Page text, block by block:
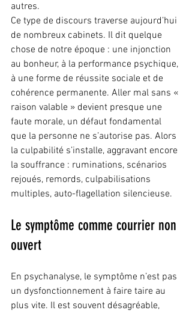
autres.
Ce type de discours traverse aujourd’hui
de nombreux cabinets. Il dit quelque
chose de notre époque : une injonction
au bonheur, à la performance psychique,
à une forme de réussite sociale et de
cohérence permanente. Aller mal sans «
raison valable » devient presque une
faute morale, un défaut fondamental
que la personne ne s’autorise pas. Alors
la culpabilité s’installe, aggravant encore
la souffrance : ruminations, scénarios
rejoués, remords, culpabilisations
multiples, auto-flagellation silencieuse.
Le symptôme comme courrier non
ouvert
En psychanalyse, le symptôme n’est pas
un dysfonctionnement à faire taire au
plus vite. Il est souvent désagréable,